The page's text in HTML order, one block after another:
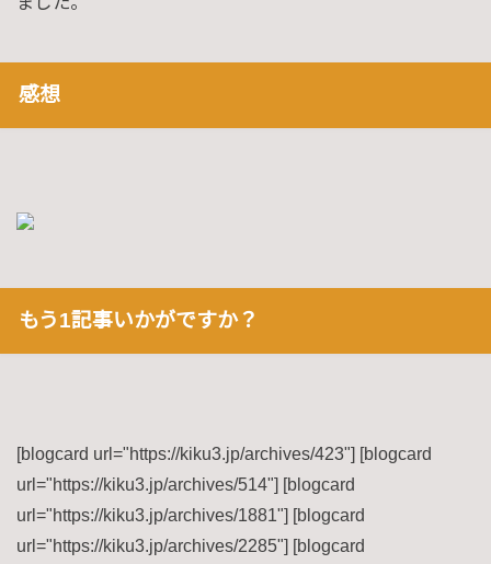
感想
もう1記事いかがですか？
[blogcard url="https://kiku3.jp/archives/423"] [blogcard
url="https://kiku3.jp/archives/514"] [blogcard
url="https://kiku3.jp/archives/1881"] [blogcard
url="https://kiku3.jp/archives/2285"] [blogcard